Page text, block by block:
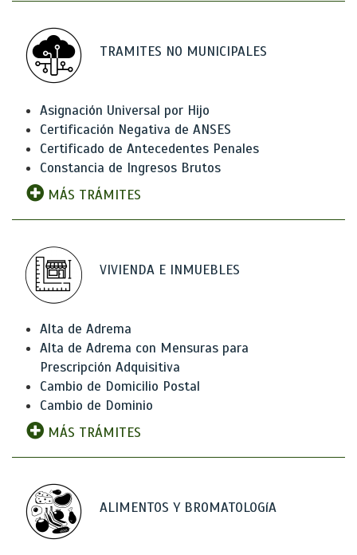
TRAMITES NO MUNICIPALES
Asignación Universal por Hijo
Certificación Negativa de ANSES
Certificado de Antecedentes Penales
Constancia de Ingresos Brutos
MÁS TRÁMITES
VIVIENDA E INMUEBLES
Alta de Adrema
Alta de Adrema con Mensuras para
Prescripción Adquisitiva
Cambio de Domicilio Postal
Cambio de Dominio
MÁS TRÁMITES
ALIMENTOS Y BROMATOLOGíA